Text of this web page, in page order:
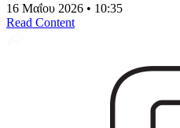
16 Μαΐου 2026 • 10:35
Read Content